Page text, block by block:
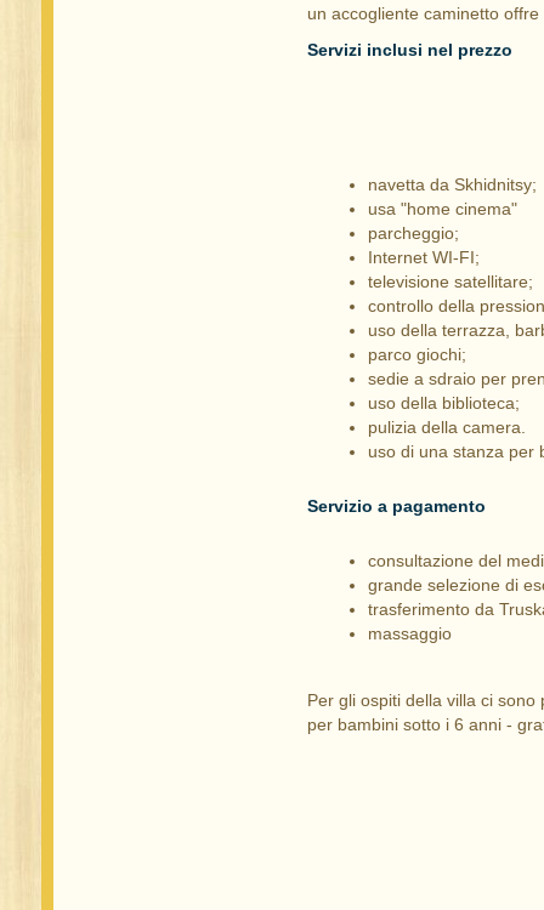
un accogliente caminetto
Servizi inclusi nel prezzo
navetta da Skhidnitsy;
usa "home cinema"
parcheggio;
Internet WI-FI;
televisione satellitare;
controllo della
uso della terrazza,
parco giochi;
sedie a sdraio per
uso della biblioteca;
pulizia della camera.
uso di una stanza per
Servizio a pagamento
consultazione del
grande selezione di
trasferimento da
massaggio
Per gli ospiti della villa ci
per bambini sotto i 6 anni -